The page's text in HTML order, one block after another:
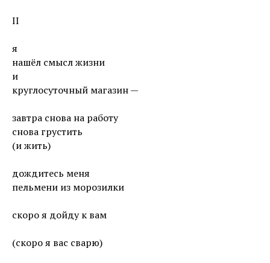
II
я
нашёл смысл жизни
и
круглосуточный магазин —
завтра снова на работу
снова грустить
(и жить)
дождитесь меня
пельмени из морозилки
скоро я дойду к вам
(скоро я вас сварю)